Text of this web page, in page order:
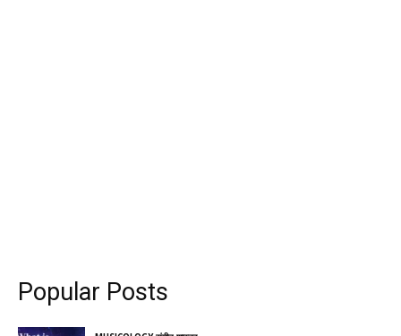
Popular Posts